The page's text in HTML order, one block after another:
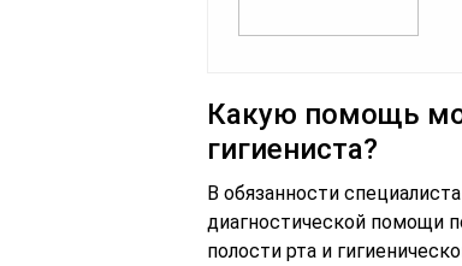
Какую помощь
гигиениста?
В обязанности
диагностической помощи
полости рта и